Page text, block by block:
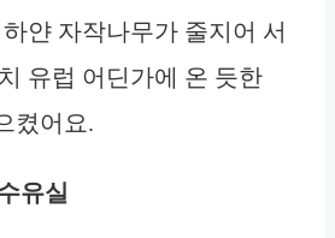
얀 자작나무가 줄지어 서
유럽 어딘가에 온 듯한
켰어요.
유실